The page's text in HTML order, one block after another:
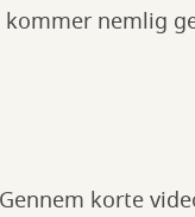
nemlig
korte